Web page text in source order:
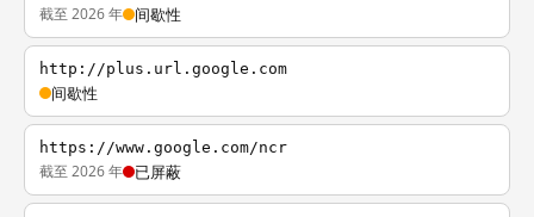
截至 2026 年 间歇性
http://plus.url.google.com
间歇性
https://www.google.com/ncr
截至 2026 年 已屏蔽